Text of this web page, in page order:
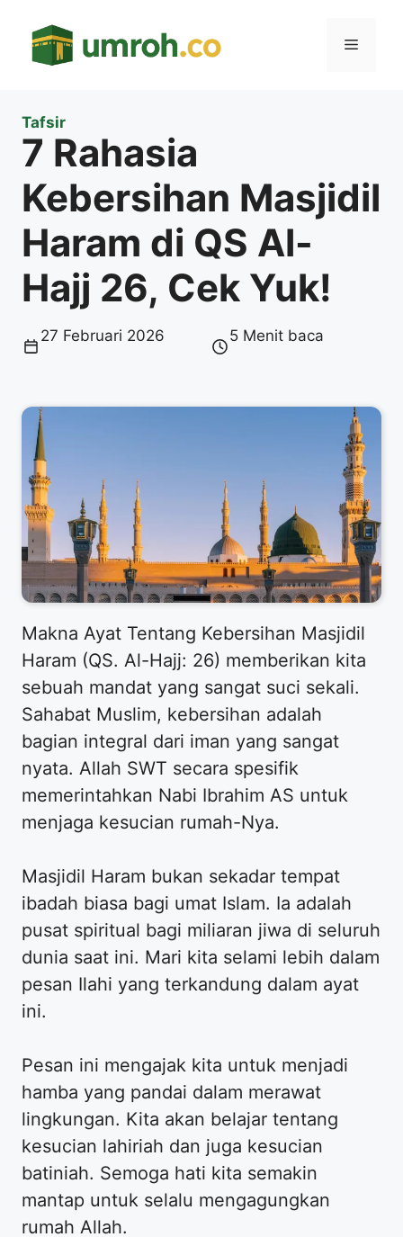
Menu
Tafsir
7 Rahasia
Kebersihan Masjidil
Haram di QS Al-
Hajj 26, Cek Yuk!
27 Februari 2026 5 Menit baca
Makna Ayat Tentang Kebersihan Masjidil
Haram (QS. Al-Hajj: 26) memberikan kita
sebuah mandat yang sangat suci sekali.
Sahabat Muslim, kebersihan adalah
bagian integral dari iman yang sangat
nyata. Allah SWT secara spesifik
memerintahkan Nabi Ibrahim AS untuk
menjaga kesucian rumah-Nya.
Masjidil Haram bukan sekadar tempat
ibadah biasa bagi umat Islam. Ia adalah
pusat spiritual bagi miliaran jiwa di seluruh
dunia saat ini. Mari kita selami lebih dalam
pesan Ilahi yang terkandung dalam ayat
ini.
Pesan ini mengajak kita untuk menjadi
hamba yang pandai dalam merawat
lingkungan. Kita akan belajar tentang
kesucian lahiriah dan juga kesucian
batiniah. Semoga hati kita semakin
mantap untuk selalu mengagungkan
rumah Allah.